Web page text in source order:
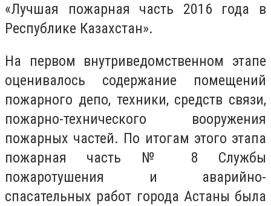
«Лучшая пожарная часть 2016 года в
Республике Казахстан».
На первом внутриведомственном этапе
оценивалось содержание помещений
пожарного депо, техники, средств связи,
пожарно-технического вооружения
пожарных частей. По итогам этого этапа
пожарная часть № 8 Службы
пожаротушения и аварийно-
спасательных работ города Астаны была